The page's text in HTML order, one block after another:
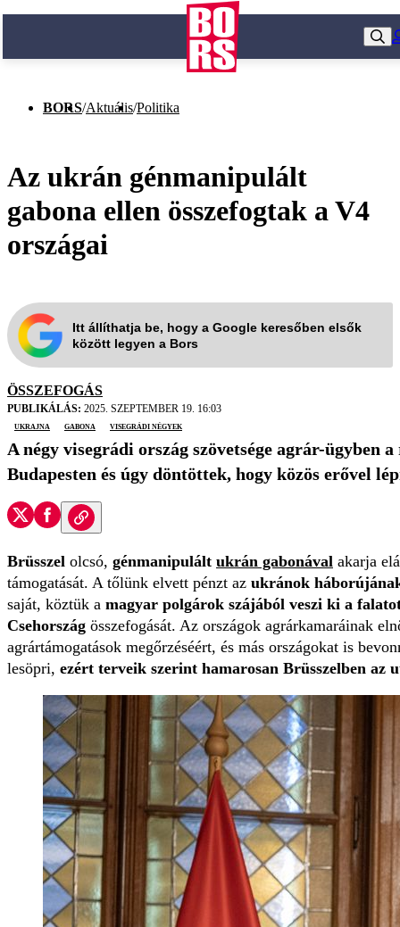
BORS/Aktuális/Politika
Az ukrán génmanipulált
gabona ellen összefogtak a V4
országai
Itt állíthatja be, hogy a Google keresőben elsők
között legyen a Bors
ÖSSZEFOGÁS
PUBLIKÁLÁS: 2025. SZEPTEMBER 19. 16:03
ukrajna
gabona visegrádi négyek
A négy visegrádi ország szövetsége agrár-
Budapesten és úgy döntöttek, hogy közös erővel
Brüsszel olcsó, génmanipulált ukrán gabonával akarja
támogatását. A tőlünk elvett pénzt az ukránok
saját, köztük a magyar polgárok szájából veszi ki a
Csehország összefogását. Az országok agrárkamaráinak
agrártámogatások megőrzéséért, és más országokat is
lesöpri, ezért terveik szerint hamarosan Brüsszelben az